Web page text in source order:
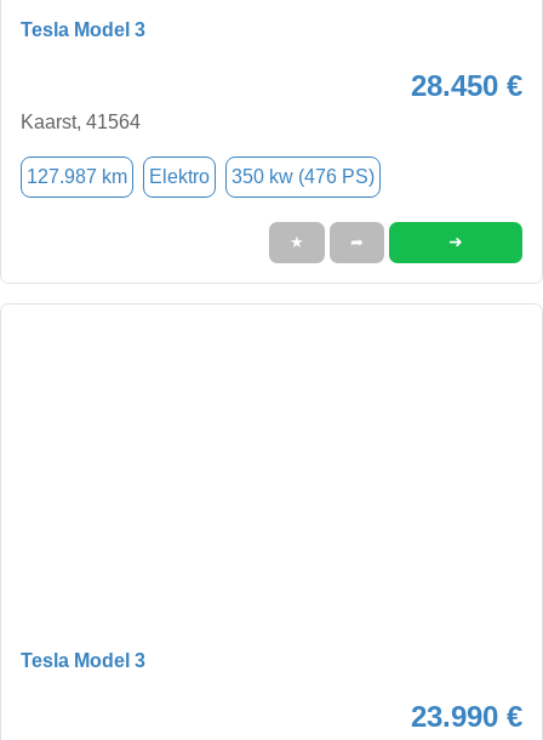
Tesla Model 3
28.450 €
Kaarst, 41564
127.987 km Elektro 350 kw (476 PS)
★ ➦ ➜
Tesla Model 3
23.990 €